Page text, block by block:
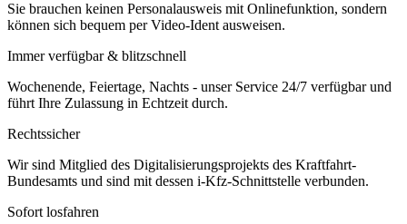
Sie brauchen keinen Personalausweis mit Onlinefunktion, sondern
können sich bequem per Video-Ident ausweisen.
Immer verfügbar & blitzschnell
Wochenende, Feiertage, Nachts - unser Service 24/7 verfügbar und
führt Ihre Zulassung in Echtzeit durch.
Rechtssicher
Wir sind Mitglied des Digitalisierungsprojekts des Kraftfahrt-
Bundesamts und sind mit dessen i-Kfz-Schnittstelle verbunden.
Sofort losfahren